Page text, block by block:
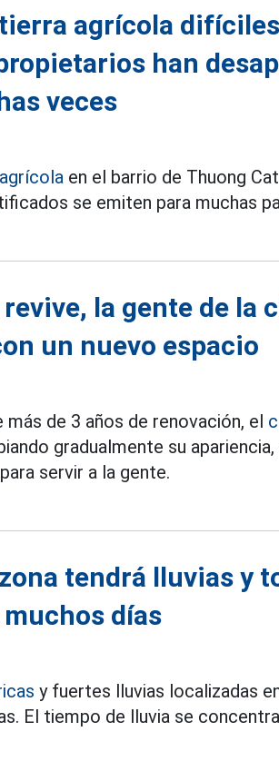
agrícola
han
veces
en el barrio de Thuong
se emiten para muchas
la gente de la
un nuevo espacio
más de 3 años de renovación, el
gradualmente su
servir a la gente.
tendrá lluvias y
días
y fuertes lluvias localizadas
El tiempo de lluvia se